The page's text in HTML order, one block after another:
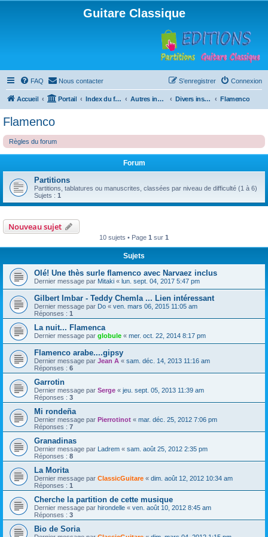
Guitare Classique
FAQ Nous contacter Connexion
S’enregistrer
Accueil Portail Index du forum Autres instruments à cordes pincées, ou styles Divers instruments Flamenco
Flamenco
Règles du forum
Forum
Partitions
Partitions, tablatures ou manuscrites, classées par niveau de difficulté (1 à 6)
Sujets : 1
Nouveau sujet
10 sujets • Page 1 sur 1
Sujets
Olé! Une thès surle flamenco avec Narvaez inclus
Dernier message par Mitaki « lun. sept. 04, 2017 5:47 pm
Gilbert Imbar - Teddy Chemla ... Lien intéressant
Dernier message par Do « ven. mars 06, 2015 11:05 am
Réponses : 1
La nuit... Flamenca
Dernier message par globule « mer. oct. 22, 2014 8:17 pm
Flamenco arabe....gipsy
Dernier message par Jean A « sam. déc. 14, 2013 11:16 am
Réponses : 6
Garrotin
Dernier message par Serge « jeu. sept. 05, 2013 11:39 am
Réponses : 3
Mi rondeña
Dernier message par Pierrotinot « mar. déc. 25, 2012 7:06 pm
Réponses : 7
Granadinas
Dernier message par Ladrem « sam. août 25, 2012 2:35 pm
Réponses : 8
La Morita
Dernier message par ClassicGuitare « dim. août 12, 2012 10:34 am
Réponses : 1
Cherche la partition de cette musique
Dernier message par hirondelle « ven. août 10, 2012 8:45 am
Réponses : 3
Bio de Soria